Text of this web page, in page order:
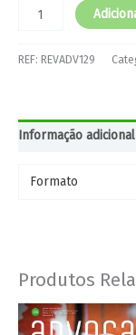
REF: REVADV129
Informação adicional
Formato
Produtos
Price
range:
This